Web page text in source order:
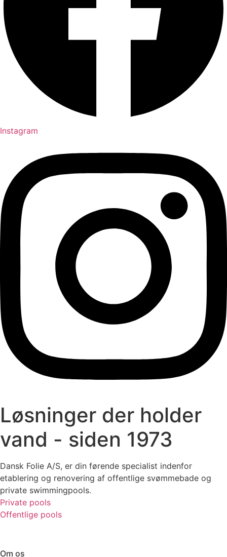
Instagram
Løsninger der holder
vand - siden 1973
Dansk Folie A/S, er din førende specialist indenfor
etablering og renovering af offentlige svømmebade og
private swimmingpools.
Private pools
Offentlige pools
Om os